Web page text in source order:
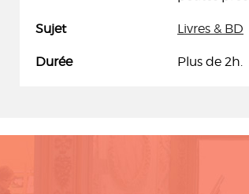
Sujet Livres & BD
Durée Plus de 2h.